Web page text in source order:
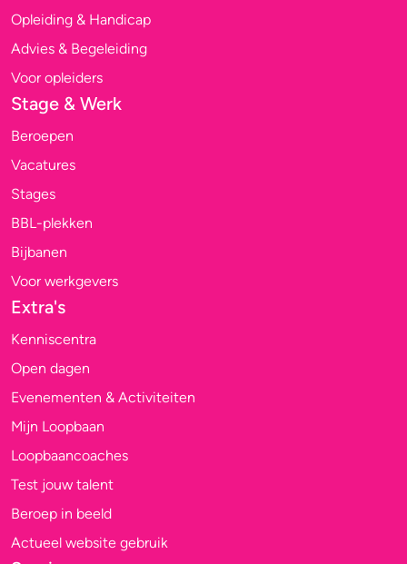
Opleiding & Handicap
Advies & Begeleiding
Voor opleiders
Stage & Werk
Beroepen
Vacatures
Stages
BBL-plekken
Bijbanen
Voor werkgevers
Extra's
Kenniscentra
Open dagen
Evenementen & Activiteiten
Mijn Loopbaan
Loopbaancoaches
Test jouw talent
Beroep in beeld
Actueel website gebruik